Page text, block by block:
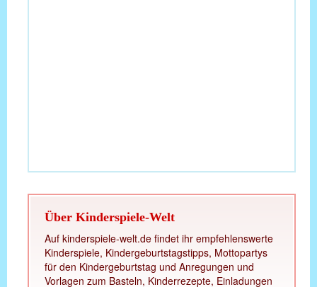
Über Kinderspiele-Welt
Auf kinderspiele-welt.de findet ihr empfehlenswerte
Kinderspiele, Kindergeburtstagstipps, Mottopartys
für den Kindergeburtstag und Anregungen und
Vorlagen zum Basteln, Kinderrezepte, Einladungen